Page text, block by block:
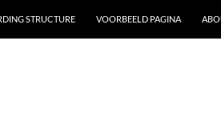
STRUCTURE VOORBEELD PAGINA